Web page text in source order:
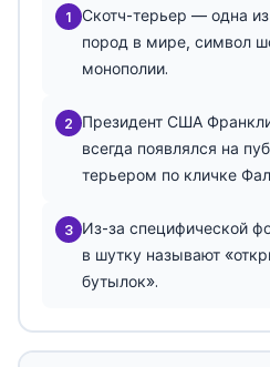
1
Скотч-терьер — одна
пород в мире, символ
монополии.
2 Президент США
всегда появлялся на
терьером по кличке
3 Из-за специфической
в шутку называют
бутылок».